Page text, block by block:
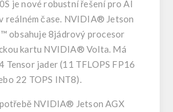
je nové robustní řešení pro AI
reálném čase. NVIDIA® Jetson
obsahuje 8jádrový procesor
kartu NVIDIA® Volta. Má
Tensor jader (11 TFLOPS FP16
22 TOPS INT8).
NVIDIA® Jetson AGX